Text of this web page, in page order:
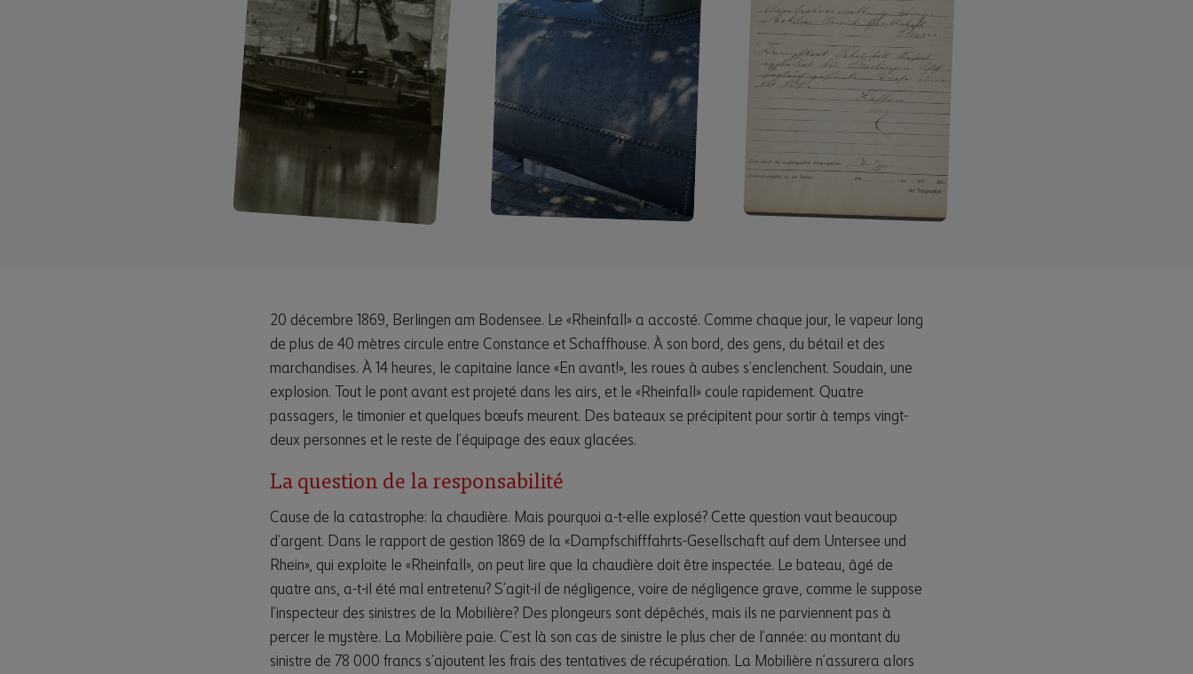
20 décembre 1869, Berlingen am Bodensee. Le «Rheinfall» a accosté. Comme chaque jour, le vapeur long
de plus de 40 mètres circule entre Constance et Schaffhouse. À son bord, des gens, du bétail et des
marchandises. À 14 heures, le capitaine lance «En avant!», les roues à aubes s’enclenchent. Soudain, une
explosion. Tout le pont avant est projeté dans les airs, et le «Rheinfall» coule rapidement. Quatre
passagers, le timonier et quelques bœufs meurent. Des bateaux se précipitent pour sortir à temps vingt-
deux personnes et le reste de l’équipage des eaux glacées.
La question de la responsabilité
Cause de la catastrophe: la chaudière. Mais pourquoi a-t-elle explosé? Cette question vaut beaucoup
d’argent. Dans le rapport de gestion 1869 de la «Dampfschifffahrts-Gesellschaft auf dem Untersee und
Rhein», qui exploite le «Rheinfall», on peut lire que la chaudière doit être inspectée. Le bateau, âgé de
quatre ans, a-t-il été mal entretenu? S’agit-il de négligence, voire de négligence grave, comme le suppose
l’inspecteur des sinistres de la Mobilière? Des plongeurs sont dépêchés, mais ils ne parviennent pas à
percer le mystère. La Mobilière paie. C’est là son cas de sinistre le plus cher de l’année: au montant du
sinistre de 78 000 francs s’ajoutent les frais des tentatives de récupération. La Mobilière n’assurera alors